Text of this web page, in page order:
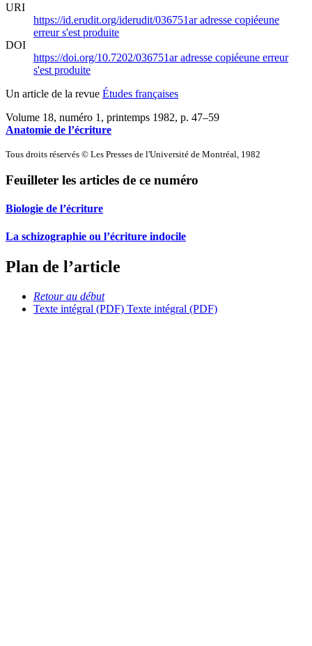
URI
https://id.erudit.org/iderudit/036751aradresse copiéeune
erreur s'est produite
DOI
https://doi.org/10.7202/036751aradresse copiéeune erreur
s'est produite
Un article de la revue Études françaises
Volume 18, numéro 1, printemps 1982, p. 47–59
Anatomie de l’écriture
Tous droits réservés © Les Presses de l'Université de Montréal, 1982
Feuilleter les articles de ce numéro
Biologie de l’écriture
La schizographie ou l’écriture indocile
Plan de l’article
Retour au début
Texte intégral (PDF) Texte intégral (PDF)